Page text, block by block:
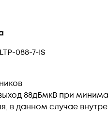
088-7-IS
88дБмкВ при
в данном случае